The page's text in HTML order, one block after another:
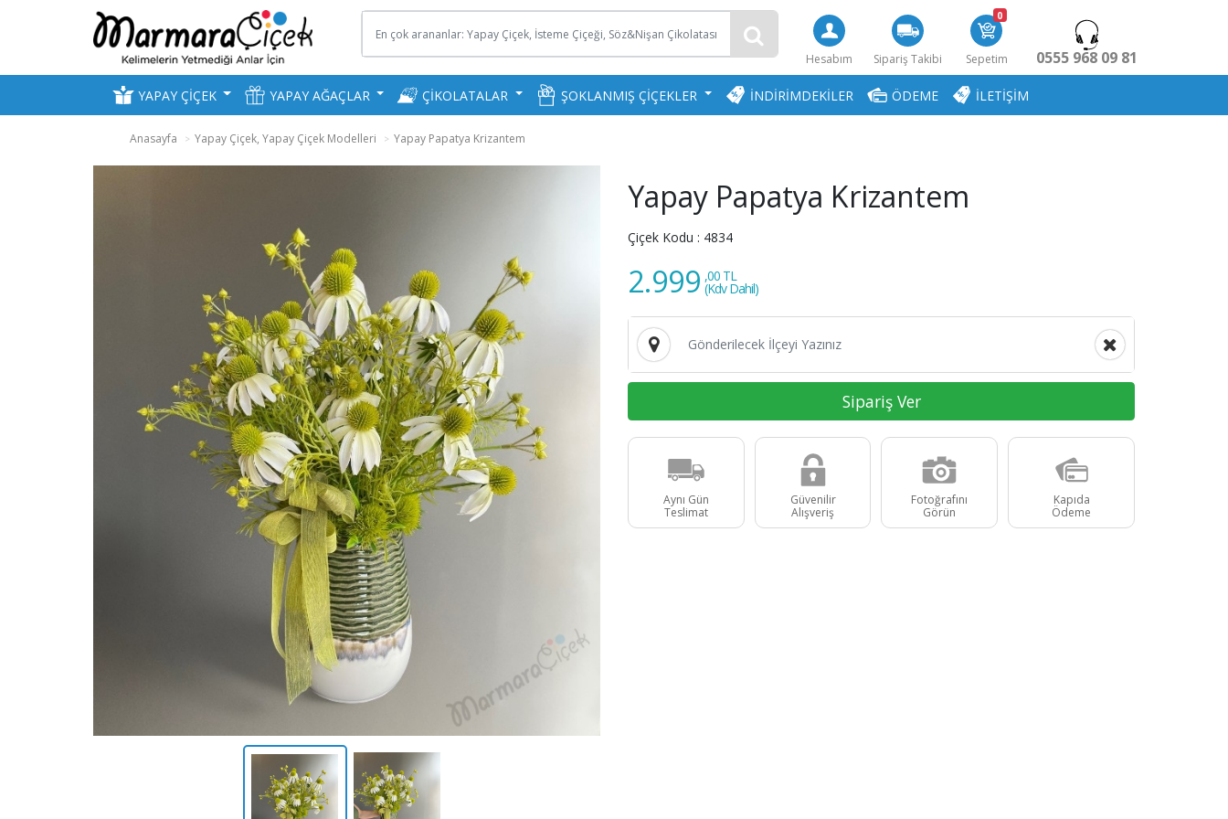
Hesabım Sipariş Takibi
0
Sepetim 0555 968 09 81
YAPAY ÇİÇEK YAPAY AĞAÇLAR ÇİKOLATALAR ŞOKLANMIŞ ÇİÇEKLER İNDİRİMDEKİLER ÖDEME İLETİŞİM
Anasayfa Yapay Çiçek, Yapay Çiçek Modelleri Yapay Papatya Krizantem
Yapay Papatya Krizantem
Çiçek Kodu : 4834
2.999 ,00 TL
(Kdv Dahil)
Sipariş Ver
Aynı Gün
Teslimat
Güvenilir
Alışveriş
Fotoğrafını
Görün
Kapıda
Ödeme